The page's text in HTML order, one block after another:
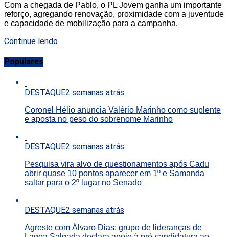
Com a chegada de Pablo, o PL Jovem ganha um importante
reforço, agregando renovação, proximidade com a juventude
e capacidade de mobilização para a campanha.
Continue lendo
Populares
DESTAQUE2 semanas atrás
Coronel Hélio anuncia Valério Marinho como suplente
e aposta no peso do sobrenome Marinho
DESTAQUE2 semanas atrás
Pesquisa vira alvo de questionamentos após Cadu
abrir quase 10 pontos aparecer em 1º e Samanda
saltar para o 2º lugar no Senado
DESTAQUE2 semanas atrás
Agreste com Álvaro Dias: grupo de lideranças de